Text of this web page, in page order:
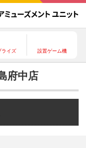
ライズ 設置ゲーム機
府中店